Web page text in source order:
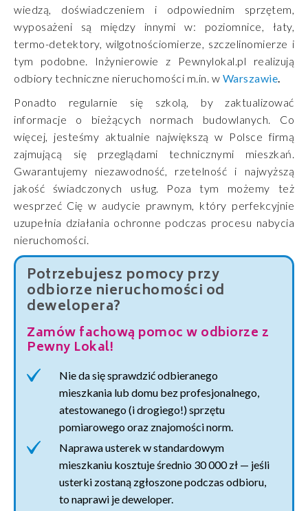
wiedzą, doświadczeniem i odpowiednim sprzętem,
wyposażeni są między innymi w: poziomnice, łaty,
termo-detektory, wilgotnościomierze, szczelinomierze i
tym podobne. Inżynierowie z Pewnylokal.pl realizują
odbiory techniczne nieruchomości m.in. w Warszawie
Ponadto regularnie się szkolą, by zaktualizować
informacje o bieżących normach budowlanych. Co
więcej, jesteśmy aktualnie największą w Polsce firmą
zajmującą się przeglądami technicznymi mieszkań.
Gwarantujemy niezawodność, rzetelność i najwyższą
jakość świadczonych usług. Poza tym możemy też
wesprzeć Cię w audycie prawnym, który perfekcyjnie
uzupełnia działania ochronne podczas procesu nabycia
nieruchomości.
Potrzebujesz pomocy przy
odbiorze nieruchomości od
dewelopera?
Zamów fachową pomoc w odbiorze z
Pewny Lokal!
Nie da się sprawdzić odbieranego
mieszkania lub domu bez profesjonalnego,
atestowanego (i drogiego!) sprzętu
pomiarowego oraz znajomości norm.
Naprawa usterek w standardowym
mieszkaniu kosztuje średnio 30 000 zł — jeśli
usterki zostaną zgłoszone podczas odbioru,
to naprawi je deweloper.